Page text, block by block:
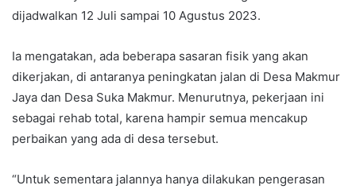
dijadwalkan 12 Juli sampai 10 Agustus 2023.
Ia mengatakan, ada beberapa sasaran fisik yang akan
dikerjakan, di antaranya peningkatan jalan di Desa Makmur
Jaya dan Desa Suka Makmur. Menurutnya, pekerjaan ini
sebagai rehab total, karena hampir semua mencakup
perbaikan yang ada di desa tersebut.
“Untuk sementara jalannya hanya dilakukan pengerasan